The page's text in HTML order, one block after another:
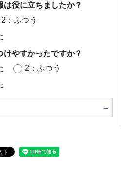
は役に立ちましたか？
2：ふつう
けやすかったですか？
2：ふつう